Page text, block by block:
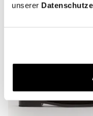
unserer
400 EUR